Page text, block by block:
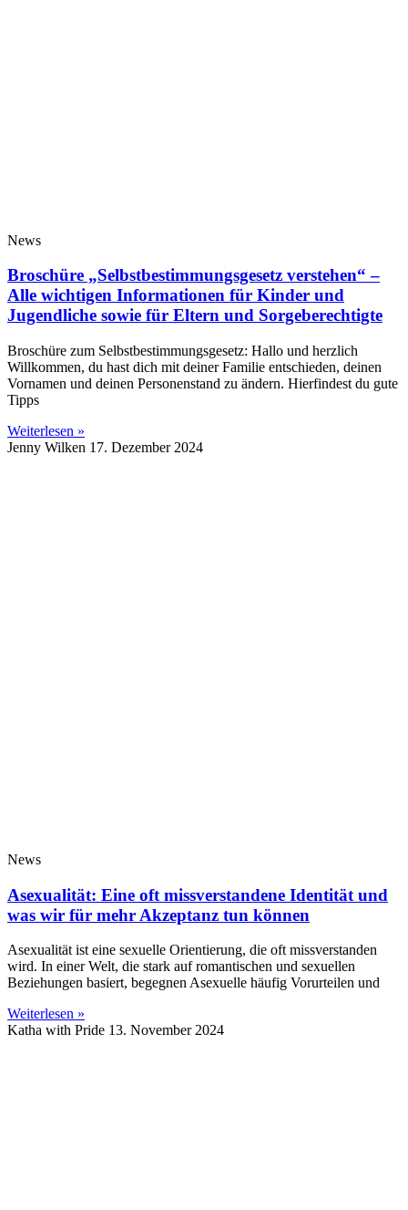
News
Broschüre „Selbstbestimmungsgesetz verstehen“ –
Alle wichtigen Informationen für Kinder und
Jugendliche sowie für Eltern und Sorgeberechtigte
Broschüre zum Selbstbestimmungsgesetz: Hallo und herzlich
Willkommen, du hast dich mit deiner Familie entschieden, deinen
Vornamen und deinen Personenstand zu ändern. Hierfindest du gute
Tipps
Weiterlesen »
Jenny Wilken 17. Dezember 2024
News
Asexualität: Eine oft missverstandene Identität und
was wir für mehr Akzeptanz tun können
Asexualität ist eine sexuelle Orientierung, die oft missverstanden
wird. In einer Welt, die stark auf romantischen und sexuellen
Beziehungen basiert, begegnen Asexuelle häufig Vorurteilen und
Weiterlesen »
Katha with Pride 13. November 2024